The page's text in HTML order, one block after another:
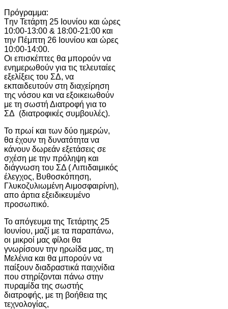
Πρόγραμμα:
Tην Τετάρτη 25 Ιουνίου και ώρες
10:00-13:00 & 18:00-21:00 και
την Πέμπτη 26 Ιουνίου και ώρες
10:00-14:00.
Οι επισκέπτες θα μπορούν να
ενημερωθούν για τις τελευταίες
εξελίξεις του ΣΔ, να
εκπαιδευτούν στη διαχείρηση
της νόσου και να εξοικειωθούν
με τη σωστή Διατροφή για το
ΣΔ (διατροφικές συμβουλές).
Το πρωί και των δύο ημερών,
θα έχουν τη δυνατότητα να
κάνουν δωρεάν εξετάσεις σε
σχέση με την πρόληψη και
διάγνωση του ΣΔ ( Λιπιδαιμικός
έλεγχος, Βυθοσκόπηση,
Γλυκοζυλιωμένη Αιμοσφαιρίνη),
απο άρτια εξειδικευμένο
προσωπικό.
Το απόγευμα της Τετάρτης 25
Ιουνίου, μαζί με τα παραπάνω,
οι μικροί μας φίλοι θα
γνωρίσουν την ηρωίδα μας, τη
Μελένια και θα μπορούν να
παίξουν διαδραστικά παιχνίδια
που στηρίζονται πάνω στην
πυραμίδα της σωστής
διατροφής, με τη βοήθεια της
τεχνολογίας,